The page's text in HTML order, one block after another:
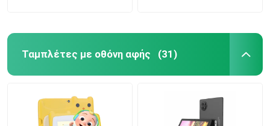
Ταμπλέτες με οθόνη αφής (31)